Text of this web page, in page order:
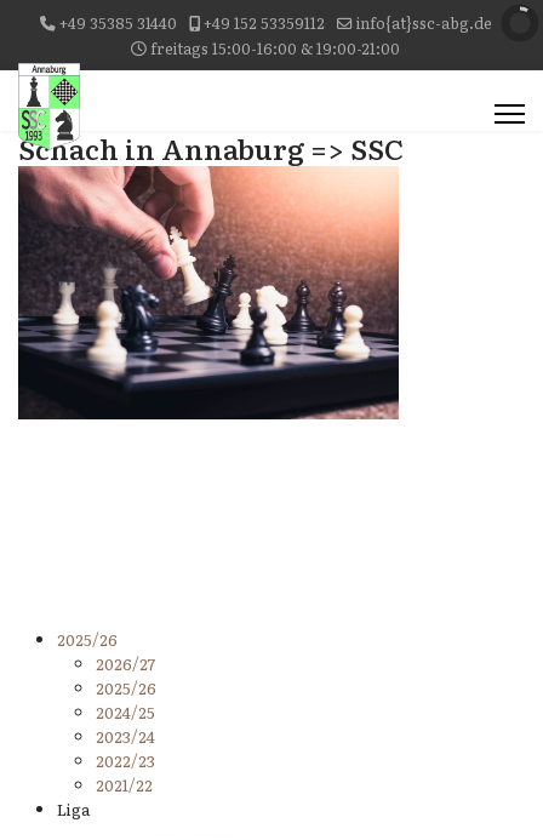
+49 35385 31440 +49 152 53359112
info{at}ssc-abg.de
freitags 15:00-16:00 & 19:00-21:00
Schach in Annaburg => SSC
2025/26
2026/27
2025/26
2024/25
2023/24
2022/23
2021/22
Liga